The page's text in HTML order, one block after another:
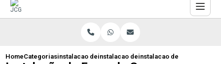
HomeCategoriasinstalacao de forros de gesso
instalacao de forro de gesso sala
instalacao de forro de